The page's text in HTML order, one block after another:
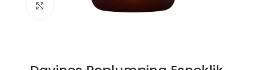
Click to enlarge